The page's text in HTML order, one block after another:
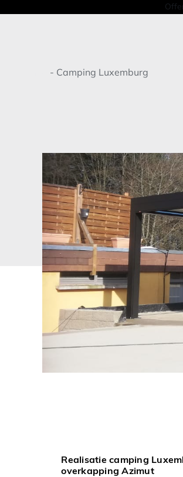
- Camping Luxemburg
Realisatie camping
overkapping Azimut